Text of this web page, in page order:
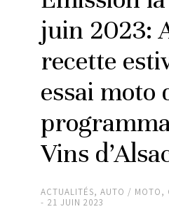
juin 2023:
recette
essai moto
Vins
ACTUALITÉS, AUTO / MOTO,
21 JUIN 2023